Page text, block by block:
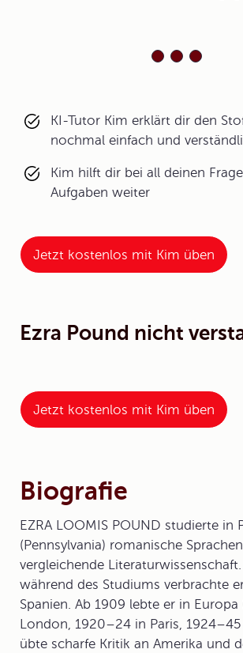
KI-Tutor Kim erklärt dir den
nochmal einfach und
Kim hilft dir bei all deinen
Aufgaben weiter
Jetzt kostenlos mit Kim üben
Ezra Pound nicht
Jetzt kostenlos mit Kim üben
Biografie
EZRA LOOMIS POUND studierte in
(Pennsylvania) romanische
vergleichende
während des Studiums verbrachte
Spanien. Ab 1909 lebte er in Europa
London, 1920–24 in Paris, 1924–45
übte scharfe Kritik an Amerika und